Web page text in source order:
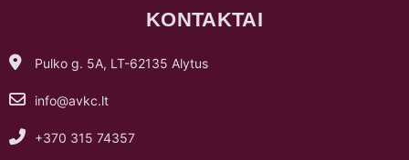
Pulko g. 5A, LT-62135 Alytus
info@avkc.lt
+370 315 74357